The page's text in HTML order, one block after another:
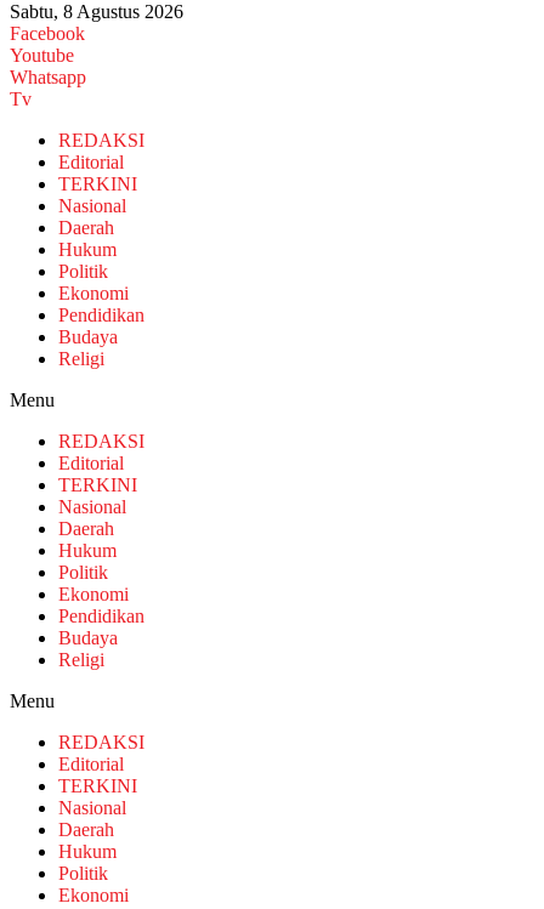
Sabtu, 8 Agustus 2026
Facebook
Youtube
Whatsapp
Tv
REDAKSI
Editorial
TERKINI
Nasional
Daerah
Hukum
Politik
Ekonomi
Pendidikan
Budaya
Religi
Menu
REDAKSI
Editorial
TERKINI
Nasional
Daerah
Hukum
Politik
Ekonomi
Pendidikan
Budaya
Religi
Menu
REDAKSI
Editorial
TERKINI
Nasional
Daerah
Hukum
Politik
Ekonomi